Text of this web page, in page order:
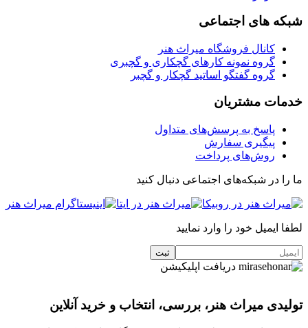
شبکه های اجتماعی
کانال فروشگاه میراث هنر
گروه نمونه کارهای گچکاری و گچبری
گروه گفتگو اساتید گچکار و گچبر
خدمات مشتریان
پاسخ به پرسش‌های متداول
پیگیری سفارش
روش‌های پرداخت
ما را در شبکه‌های اجتماعی دنبال کنید
لطفا ایمیل خود را وارد نمایید
دریافت اپلیکیشن
تولیدی میراث هنر، بررسی، انتخاب و خرید آنلاین